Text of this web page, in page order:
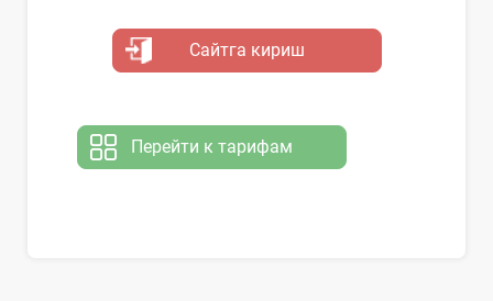
Сайтга кириш
Перейти к тарифам